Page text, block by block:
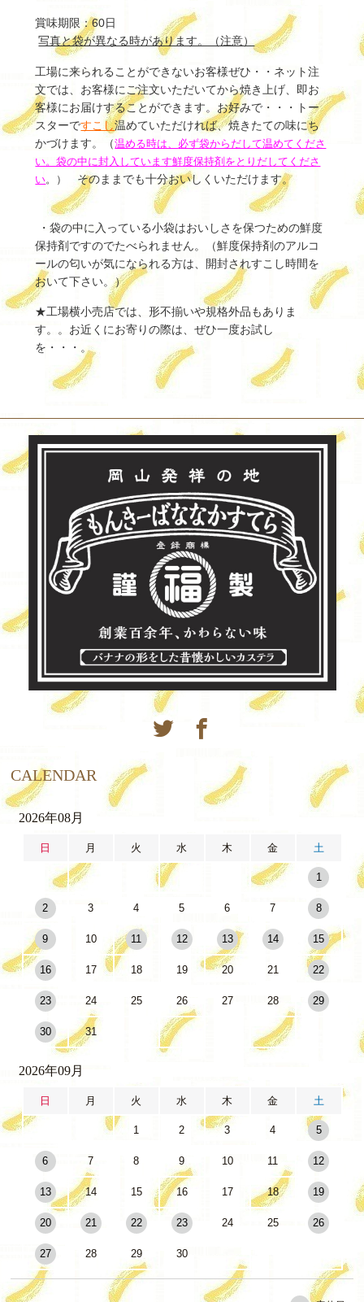
賞味期限：60日
写真と袋が異なる時があります。（注意）
工場に来られることができないお客様ぜひ・・ネット注
文では、お客様にご注文いただいてから焼き上げ、即お
客様にお届けすることができます。お好みで・・・トー
スターですこし温めていただければ、焼きたての味にち
かづけます。（温める時は、 必ず袋からだして温めてくださ
い。袋の中に封入しています鮮度保持剤をとりだしてくださ
い。） そのままでも十分おいしくいただけます。
・袋の中に入っている小袋はおいしさを保つための鮮度
保持剤ですのでたべられません。（鮮度保持剤のアルコ
ールの匂いが気になられる方は、開封されすこし時間を
おいて下さい。）
★工場横小売店では、形不揃いや規格外品もありま
す。。お近くにお寄りの際は、ぜひ一度お試し
を・・・。
CALENDAR
2026年08月
日 月 火 水 木 金 土
1
2 3 4 5 6 7 8
9 10 11 12 13 14 15
16 17 18 19 20 21 22
23 24 25 26 27 28 29
30 31
2026年09月
日 月 火 水 木 金 土
1 2 3 4 5
6 7 8 9 10 11 12
13 14 15 16 17 18 19
20 21 22 23 24 25 26
27 28 29 30